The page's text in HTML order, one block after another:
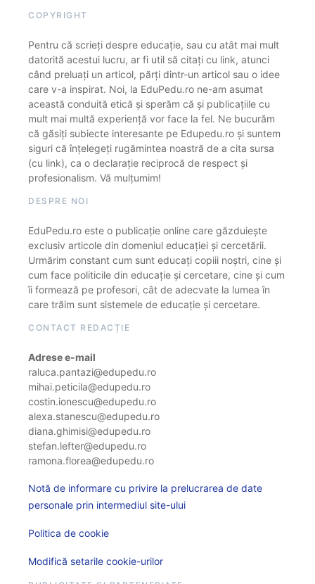
COPYRIGHT
Pentru că scrieți despre educație, sau cu atât mai mult
datorită acestui lucru, ar fi util să citați cu link, atunci
când preluați un articol, părți dintr-un articol sau o idee
care v-a inspirat. Noi, la EduPedu.ro ne-am asumat
această conduită etică și sperăm că și publicațiile cu
mult mai multă experiență vor face la fel. Ne bucurăm
că găsiți subiecte interesante pe Edupedu.ro și suntem
siguri că înțelegeți rugămintea noastră de a cita sursa
(cu link), ca o declarație reciprocă de respect și
profesionalism. Vă mulțumim!
DESPRE NOI
EduPedu.ro este o publicație online care găzduiește
exclusiv articole din domeniul educației și cercetării.
Urmărim constant cum sunt educați copiii noștri, cine și
cum face politicile din educație și cercetare, cine și cum
îi formează pe profesori, cât de adecvate la lumea în
care trăim sunt sistemele de educație și cercetare.
CONTACT REDACȚIE
Adrese e-mail
raluca.pantazi@edupedu.ro
mihai.peticila@edupedu.ro
costin.ionescu@edupedu.ro
alexa.stanescu@edupedu.ro
diana.ghimisi@edupedu.ro
stefan.lefter@edupedu.ro
ramona.florea@edupedu.ro
Notă de informare cu privire la prelucrarea de date
personale prin intermediul site-ului
Politica de cookie
Modifică setarile cookie-urilor